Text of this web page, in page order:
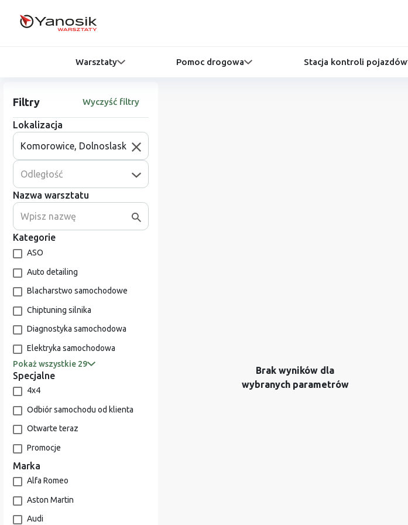
Warsztaty Pomoc drogowa Stacja kontroli pojazdów
Filtry Wyczyść filtry
Lokalizacja
Odległość
Nazwa warsztatu
Kategorie
ASO
Auto detailing
Blacharstwo samochodowe
Chiptuning silnika
Diagnostyka samochodowa
Elektryka samochodowa
Pokaż wszystkie 29
Specjalne
4x4
Odbiór samochodu od klienta
Otwarte teraz
Promocje
Marka
Alfa Romeo
Aston Martin
Audi
Brak wyników dla
wybranych parametrów